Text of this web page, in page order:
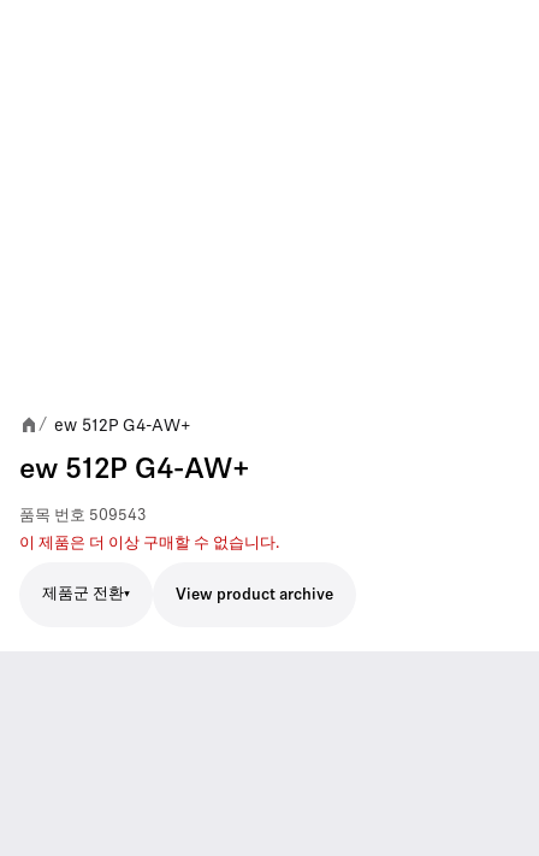
/ ew 512P G4-AW+
ew 512P G4-AW+
품목 번호 509543
이 제품은 더 이상 구매할 수 없습니다.
제품군 전환 View product archive